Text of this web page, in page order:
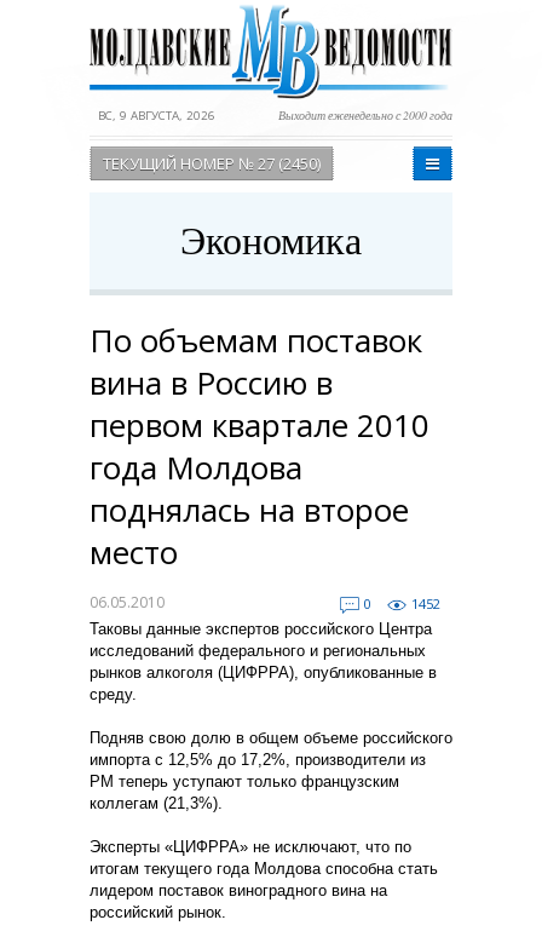
ВС, 9 АВГУСТА, 2026 Выходит еженедельно с 2000 года
ТЕКУЩИЙ НОМЕР № 27 (2450)
Экономика
По объемам поставок
вина в Россию в
первом квартале 2010
года Молдова
поднялась на второе
место
06.05.2010 0
1452
Таковы данные экспертов российского Центра
исследований федерального и региональных
рынков алкоголя (ЦИФРРА), опубликованные в
среду.
Подняв свою долю в общем объеме российского
импорта с 12,5% до 17,2%, производители из
РМ теперь уступают только французским
коллегам (21,3%).
Эксперты «ЦИФРРА» не исключают, что по
итогам текущего года Молдова способна стать
лидером поставок виноградного вина на
российский рынок.